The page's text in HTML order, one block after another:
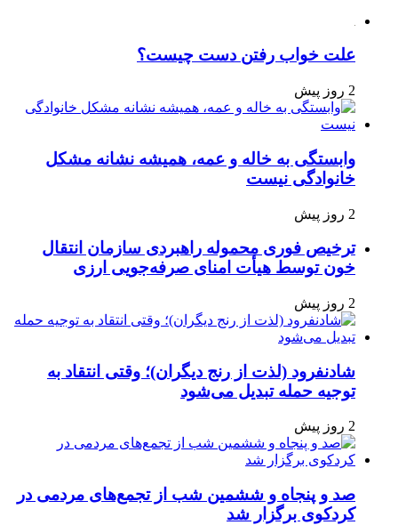
علت خواب رفتن دست چیست؟
وابستگی به خاله و عمه، همیشه نشانه مشکل
خانوادگی نیست
ترخیص فوری محموله راهبردی سازمان انتقال
خون توسط هیأت امنای صرفه‌جویی ارزی
شادنفرود (لذت از رنج دیگران)؛ وقتی انتقاد به
توجیه حمله تبدیل می‌شود
صد و پنجاه‌ و ششمین شب از تجمع‌های مردمی در
کردکوی برگزار شد